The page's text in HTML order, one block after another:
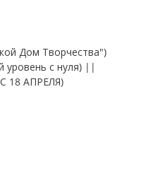
Дом Творчества")
уровень с нуля) ||
18 АПРЕЛЯ)